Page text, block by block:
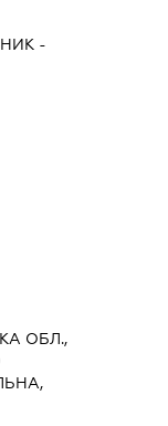
-
ОБЛ.,